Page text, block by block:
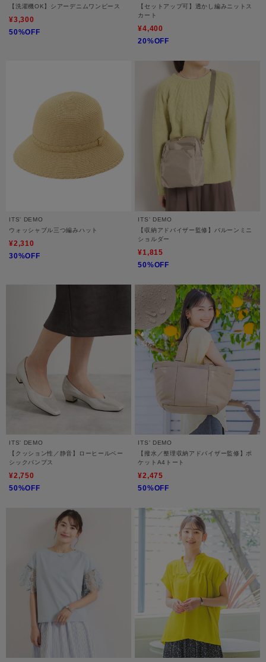
【洗濯機OK】シアーデニムワンピース
¥3,300
50%OFF
【セットアップ可】透かし編みニットス
カート
¥4,400
20%OFF
ITS' DEMO
ウォッシャブル三つ編みハット
¥2,310
30%OFF
ITS' DEMO
【収納アドバイザー監修】バルーンミニ
ショルダー
¥1,815
50%OFF
ITS' DEMO
【クッション性／静音】ローヒールベー
シックパンプス
¥2,750
50%OFF
ITS' DEMO
【撥水／整理収納アドバイザー監修】ポ
ケットA4トート
¥2,475
50%OFF